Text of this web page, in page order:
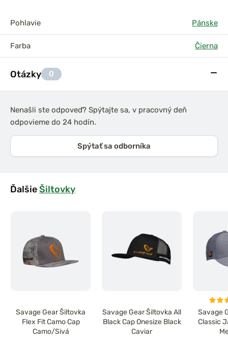
Pohlavie Pánske
Farba Čierna
Otázky 0
Nenašli ste odpoveď? Spýtajte sa, v pracovný deň
odpovieme do 24 hodín.
Spýtať sa odborníka
ĎalšieŠiltovky
Savage Gear Šiltovka
Flex Fit Camo Cap
Camo/Sivá
Savage Gear Šiltovka All
Black Cap Onesize Black
Caviar
Savage
Classic